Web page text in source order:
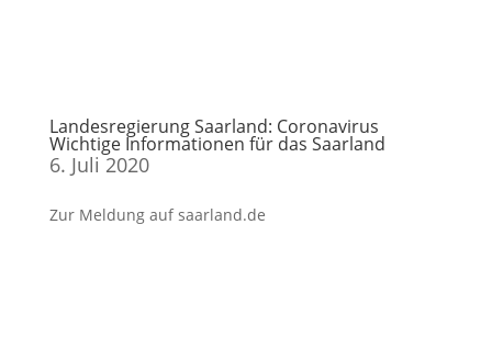
Landesregierung Saarland: Coronavirus
Wichtige Informationen für das Saarland
6. Juli 2020
Zur Meldung auf saarland.de